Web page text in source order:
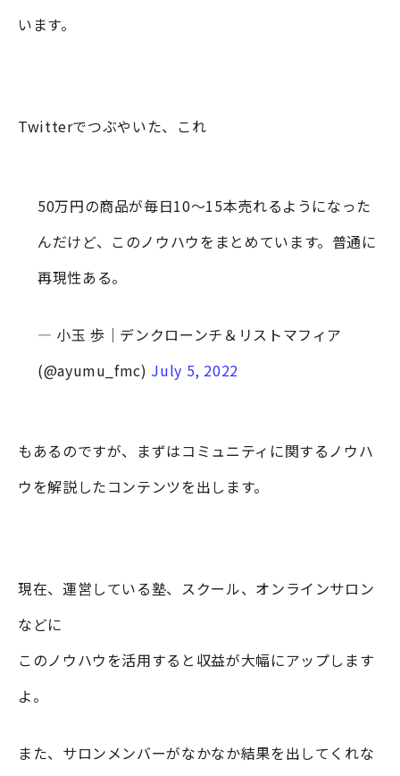
います。
Twitterでつぶやいた、これ
50万円の商品が毎日10〜15本売れるようになった
んだけど、このノウハウをまとめています。普通に
再現性ある。
— 小玉 歩｜デンクローンチ＆リストマフィア
(@ayumu_fmc) July 5, 2022
もあるのですが、まずはコミュニティに関するノウハ
ウを解説したコンテンツを出します。
現在、運営している塾、スクール、オンラインサロン
などに
このノウハウを活用すると収益が大幅にアップします
よ。
また、サロンメンバーがなかなか結果を出してくれな